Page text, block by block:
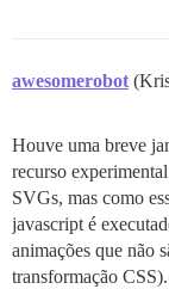
awesomerobot
Houve uma breve
recurso
SVGs, mas como
javascript é
animações que não
transformação CSS).